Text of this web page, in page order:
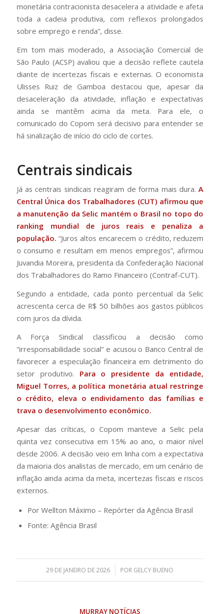
monetária contracionista desacelera a atividade e afeta
toda a cadeia produtiva, com reflexos prolongados
sobre emprego e renda”, disse.
Em tom mais moderado, a Associação Comercial de
São Paulo (ACSP) avaliou que a decisão reflete cautela
diante de incertezas fiscais e externas. O economista
Ulisses Ruiz de Gamboa destacou que, apesar da
desaceleração da atividade, inflação e expectativas
ainda se mantêm acima da meta. Para ele, o
comunicado do Copom será decisivo para entender se
há sinalização de início do ciclo de cortes.
Centrais sindicais
Já as centrais sindicais reagiram de forma mais dura.A
Central Única dos Trabalhadores (CUT) afirmou que
a manutenção da Selic mantém o Brasil no topo do
ranking mundial de juros reais e penaliza a
população. “Juros altos encarecem o crédito, reduzem
o consumo e resultam em menos empregos”, afirmou
Juvandia Moreira, presidenta da Confederação Nacional
dos Trabalhadores do Ramo Financeiro (Contraf-CUT).
Segundo a entidade, cada ponto percentual da Selic
acrescenta cerca de R$ 50 bilhões aos gastos públicos
com juros da dívida.
A Força Sindical classificou a decisão como
“irresponsabilidade social” e acusou o Banco Central de
favorecer a especulação financeira em detrimento do
setor produtivo. Para o presidente da entidade,
Miguel Torres, a política monetária atual restringe
o crédito, eleva o endividamento das famílias e
trava o desenvolvimento econômico.
Apesar das críticas, o Copom manteve a Selic pela
quinta vez consecutiva em 15% ao ano, o maior nível
desde 2006. A decisão veio em linha com a expectativa
da maioria dos analistas de mercado, em um cenário de
inflação ainda acima da meta, incertezas fiscais e riscos
externos.
Por Wellton Máximo – Repórter da Agência Brasil
Fonte: Agência Brasil
29 DE JANEIRO DE 2026
/ POR GELCY BUENO
MURRAY NOTÍCIAS